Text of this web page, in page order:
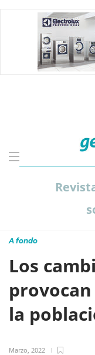
A fondo
Los
la
Marzo, 2022